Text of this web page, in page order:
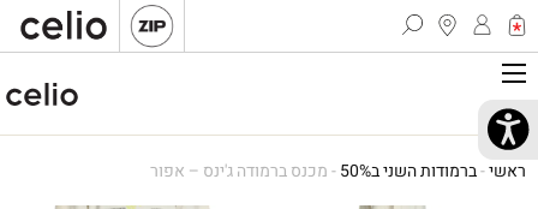
ראשי-ברמודות השני ב50% -מכנס ברמודה ג'ינס – אפור